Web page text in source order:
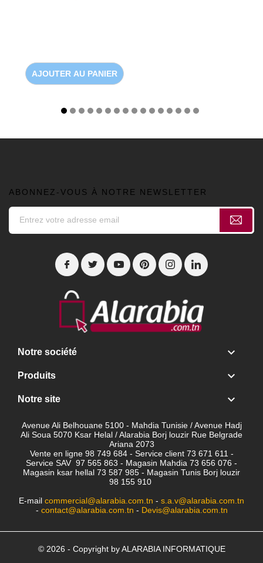
AJOUTER AU PANIER
ABONNEZ-VOUS À NOTRE NEWSLETTER
Notre société 
Produits 
Notre site 
Avenue Ali Belhouane 5100 - Mahdia Tunisie / Avenue Hadj
Ali Soua 5070 Ksar Helal / Alarabia Borj louzir Rue Belgrade
Ariana 2073
Vente en ligne 98 749 684 - Service client 73 671 611 -
Service SAV 97 565 863 - Magasin Mahdia 73 656 076 -
Magasin ksar hellal 73 587 985 - Magasin Tunis Borj louzir
98 155 910
E-mail commercial@alarabia.com.tn - s.a.v@alarabia.com.tn
- contact@alarabia.com.tn - Devis@alarabia.com.tn
© 2026 - Copyright by ALARABIA INFORMATIQUE